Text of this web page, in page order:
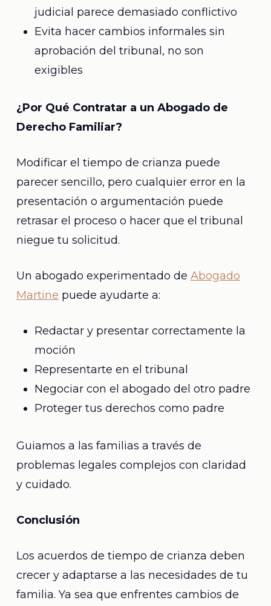
judicial parece demasiado conflictivo
Evita hacer cambios informales sin
aprobación del tribunal, no son
exigibles
¿Por Qué Contratar a un Abogado de
Derecho Familiar?
Modificar el tiempo de crianza puede
parecer sencillo, pero cualquier error en la
presentación o argumentación puede
retrasar el proceso o hacer que el tribunal
niegue tu solicitud.
Un abogado experimentado de Abogado
Martine puede ayudarte a:
Redactar y presentar correctamente la
moción
Representarte en el tribunal
Negociar con el abogado del otro padre
Proteger tus derechos como padre
Guiamos a las familias a través de
problemas legales complejos con claridad
y cuidado.
Conclusión
Los acuerdos de tiempo de crianza deben
crecer y adaptarse a las necesidades de tu
familia. Ya sea que enfrentes cambios de